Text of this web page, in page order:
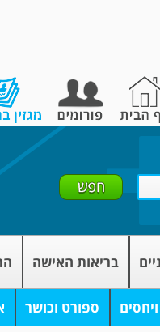
בריאות האישה
ספורט וכושר